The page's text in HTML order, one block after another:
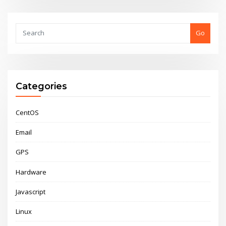
Go
Categories
CentOS
Email
GPS
Hardware
Javascript
Linux